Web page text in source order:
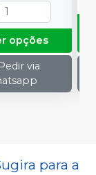
opções
Pedir via
para a